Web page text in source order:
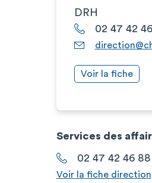
DRH
02 47 42
Voir la fiche
Services des
02 47 42 46 88
Voir la fiche direction